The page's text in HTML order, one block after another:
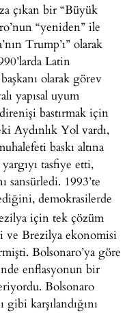
çıkan bir “Büyük
“yeniden” ile
Trump’ı” olarak
Latin
olarak görev
yapısal uyum
bastırmak için
Aydınlık Yol vardı,
baskı altına
tasfiye etti,
sansürledi. 1993’te
demokrasilerde
için tek çözüm
ve Brezilya ekonomisi
Bolsonaro’ya göre
enflasyonun bir
Bolsonaro
karşılandığını